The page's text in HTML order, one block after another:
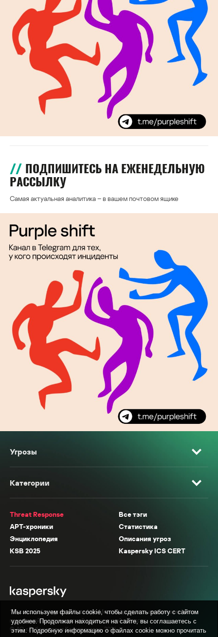
ПОДПИШИТЕСЬ НА ЕЖЕНЕДЕЛЬНУЮ
РАССЫЛКУ
Самая актуальная аналитика – в вашем почтовом ящике
Угрозы
Категории
Threat Response
Все тэги
APT-хроники
Статистика
Энциклопедия
Описания угроз
KSB 2025
Kaspersky ICS CERT
* Facebook, Instagram, WhatsApp, Meta AI принадлежат компании Meta,
признанной экстремистской организацией в России.
© АО «Лаборатория Касперского», 2026.
Мы используем файлы cookie, чтобы сделать работу с сайтом
удобнее. Продолжая находиться на сайте, вы соглашаетесь с
этим. Подробную информацию о файлах cookie можно прочитать